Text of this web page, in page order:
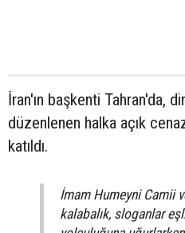
İran'ın başkenti Tahran'da,
düzenlenen halka açık
katıldı.
İmam Humeyni Camii
kalabalık, sloganlar